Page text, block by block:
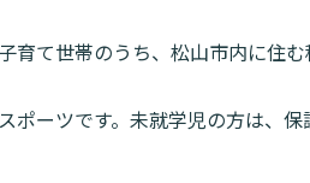
て世帯のうち、松山市内に住
ーツです。未就学児の方は、